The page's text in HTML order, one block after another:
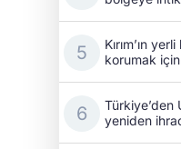
Kırım’ın
korumak
Türkiye’den
yeniden